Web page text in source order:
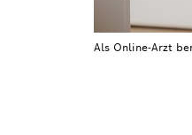
Als Online-Arzt